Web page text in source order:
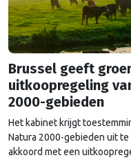
Brussel geeft
uitkoopregeling
2000-gebieden
Het kabinet krijgt
Natura 2000-gebieden uit te
akkoord met een